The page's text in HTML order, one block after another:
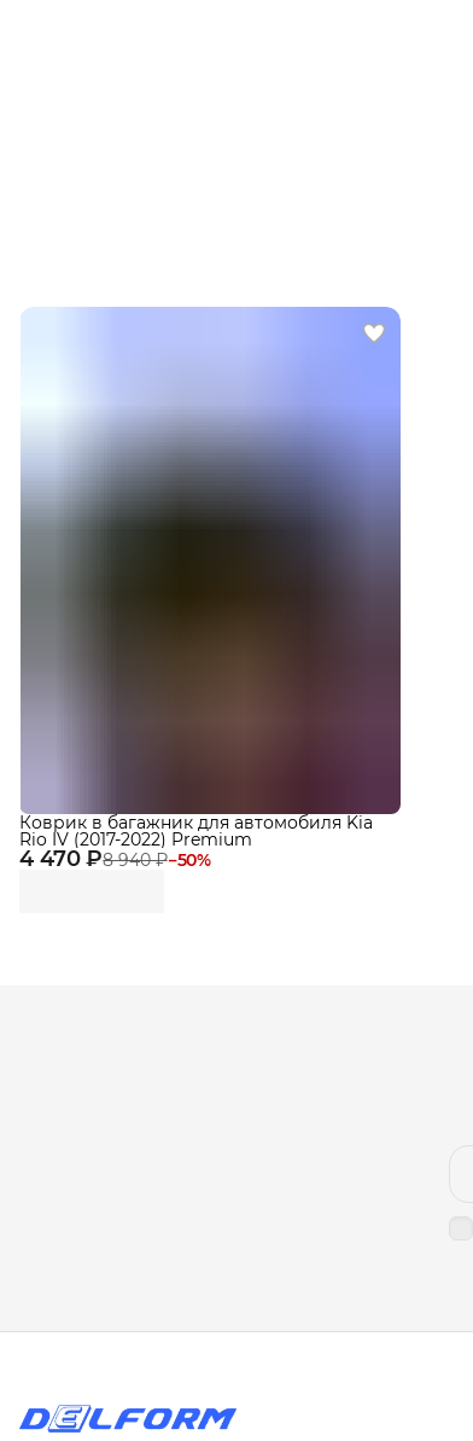
4 470 ₽8 940 ₽−50%
Коврик в багажник для автомобиля Kia
Rio IV (2017-2022) Premium